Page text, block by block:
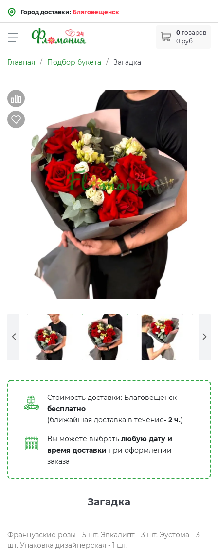
Город доставки: Благовещенск
0 товаров
0 руб.
Главная / Подбор букета / Загадка
Стоимость доставки: Благовещенск -
бесплатно
(ближайшая доставка в течение- 2 ч.)
Вы можете выбрать любую дату и
время доставки при оформлении
заказа
Загадка
Французские розы - 5 шт. Эвкалипт - 3 шт. Эустома - 3
шт. Упаковка дизайнерская - 1 шт.